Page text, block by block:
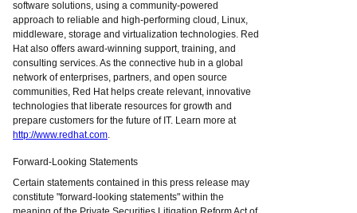
software solutions, using a community-powered
approach to reliable and high-performing cloud, Linux,
middleware, storage and virtualization technologies. Red
Hat also offers award-winning support, training, and
consulting services. As the connective hub in a global
network of enterprises, partners, and open source
communities, Red Hat helps create relevant, innovative
technologies that liberate resources for growth and
prepare customers for the future of IT. Learn more at
http://www.redhat.com.
Forward-Looking Statements
Certain statements contained in this press release may
constitute "forward-looking statements" within the